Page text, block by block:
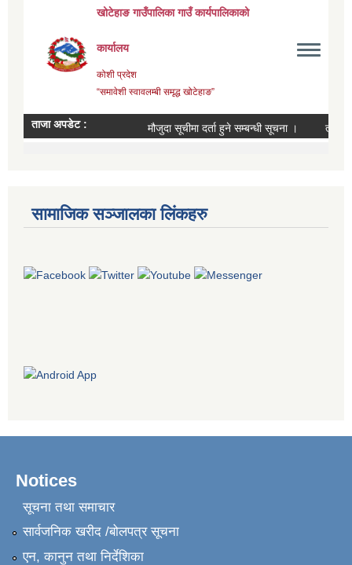
सामाजिक सञ्जालका लिंकहरु
Notices
सूचना तथा समाचार
सार्वजनिक खरीद /बोलपत्र सूचना
एन, कानुन तथा निर्देशिका